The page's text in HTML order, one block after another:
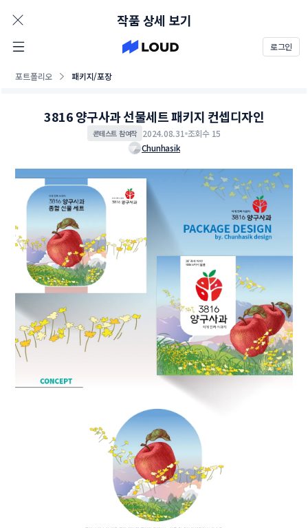
로그인
포트폴리오 패키지/포장
작품 상세 보기
3816 양구사과 선물세트 패키지 컨셉디자인
콘테스트 참여작 2024.08.31 조회수 15
Chunhasik